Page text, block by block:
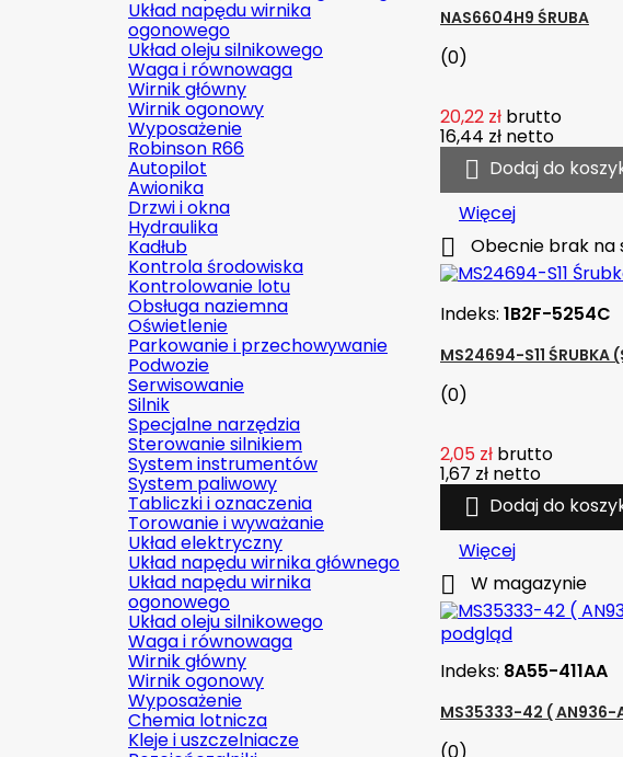
Układ napędu wirnika
ogonowego
Układ oleju silnikowego
Waga i równowaga
Wirnik główny
Wirnik ogonowy
Wyposażenie
Robinson R66
Autopilot
Awionika
Drzwi i okna
Hydraulika
Kadłub
Kontrola środowiska
Kontrolowanie lotu
Obsługa naziemna
Oświetlenie
Parkowanie i przechowywanie
Podwozie
Serwisowanie
Silnik
Specjalne narzędzia
Sterowanie silnikiem
System instrumentów
System paliwowy
Tabliczki i oznaczenia
Torowanie i wyważanie
Układ elektryczny
Układ napędu wirnika głównego
Układ napędu wirnika
ogonowego
Układ oleju silnikowego
Waga i równowaga
Wirnik główny
Wirnik ogonowy
Wyposażenie
Chemia lotnicza
Kleje i uszczelniacze
NAS6604H9 ŚRUBA
(0)
20,22 zł brutto
16,44 zł netto
 Dodaj do
Więcej
 Obecnie brak na
Indeks: 1B2F-5254C
MS24694-S11
(0)
2,05 zł brutto
1,67 zł netto
 Dodaj do
Więcej
 W magazynie
podgląd
Indeks: 8A55-411AA
MS35333-42 ( AN936-